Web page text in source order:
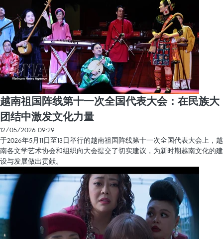
越南祖国阵线第十一次全国代表大会：在民族大
团结中激发文化力量
12/05/2026 09:29
于2026年5月11日至13日举行的越南祖国阵线第十一次全国代表大会上，越
南各文学艺术协会和组织向大会提交了切实建议，为新时期越南文化的建
设与发展做出贡献。